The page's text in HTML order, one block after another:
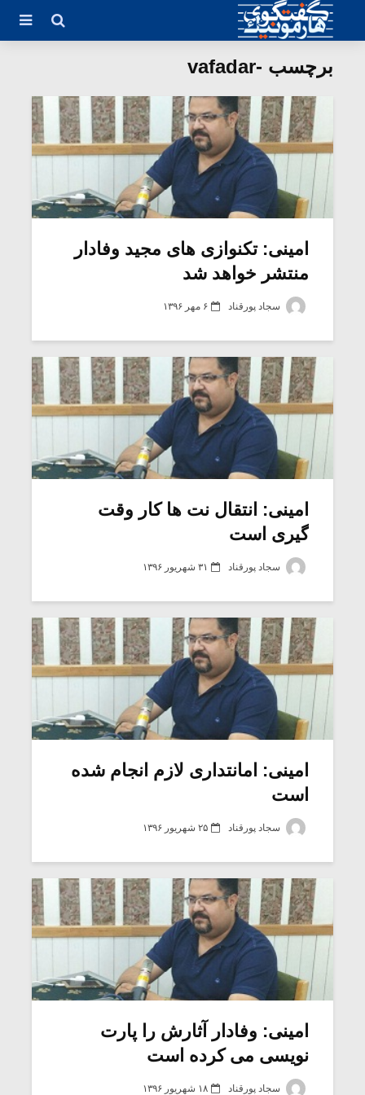
برچسب -vafadar
امینی: تکنوازی های مجید وفادار
منتشر خواهد شد
سجاد پورقناد ۶ مهر ۱۳۹۶
امینی: انتقال نت ها کار وقت
گیری است
سجاد پورقناد ۳۱ شهریور ۱۳۹۶
امینی: امانتداری لازم انجام شده
است
سجاد پورقناد ۲۵ شهریور ۱۳۹۶
امینی: وفادار آثارش را پارت
نویسی می کرده است
سجاد پورقناد ۱۸ شهریور ۱۳۹۶
میکلوش روژا
یادداشتی بر موسیقی
موریس ژار